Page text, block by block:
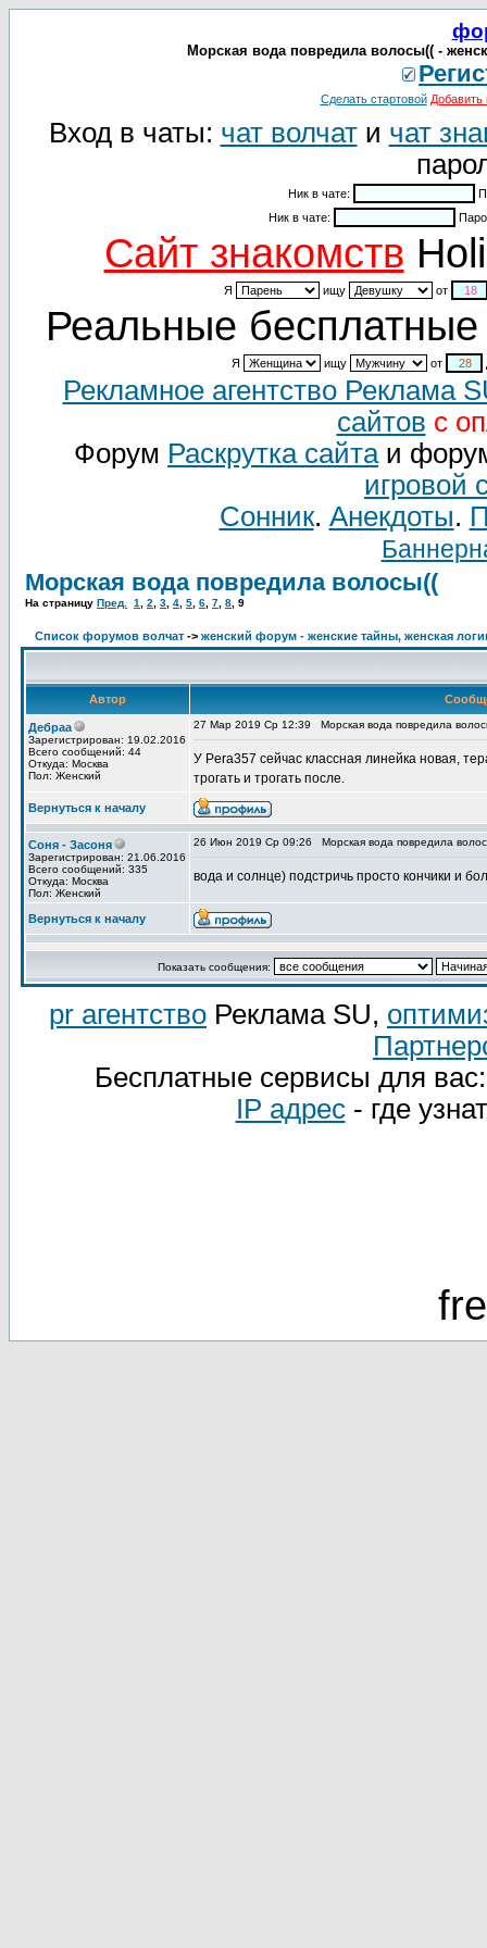
Морская вода повредила волосы(( -
Сделать стартовой Добавить
Вход в чаты: чат волчати чат
Ник в чате:
Ник в чате:
Cайт знакомств
Я ищу от
Реальные бесплатные
Я ищу от
Рекламное агентство Реклама
сайтов с
Форум Раскрутка сайтаи
игровой
Сонник. Анекдоты.
Морская вода повредила волосы((
На страницу Пред. 1 2 3 4 5 6 7 8 9
Список форумов волчат -> женский форум - женские тайны, женская
Автор
Дебраа
Зарегистрирован: 19.02.2016
Всего сообщений: 44
Откуда: Москва
Пол: Женский
27 Мар 2019 Ср 12:39 Морская вода повредила
У Pera357 сейчас классная линейка новая,
трогать и трогать после.
Вернуться к началу
Соня - Засоня
Зарегистрирован: 21.06.2016
Всего сообщений: 335
Откуда: Москва
Пол: Женский
26 Июн 2019 Ср 09:26 Морская вода повредила
вода и солнце) подстричь просто кончики и
Вернуться к началу
Показать сообщения:
pr агентство Реклама SU,
Бесплатные сервисы для
IP адрес- где